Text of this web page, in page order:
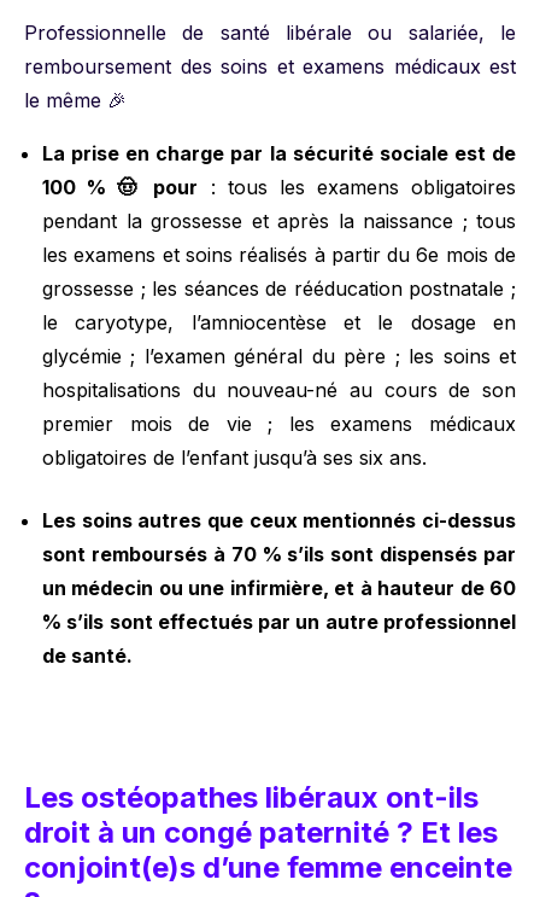
Professionnelle de santé libérale ou salariée, le
remboursement des soins et examens médicaux est
le même 🎉
La prise en charge par la sécurité sociale est de
100 % 🤠 pour : tous les examens obligatoires
pendant la grossesse et après la naissance ; tous
les examens et soins réalisés à partir du 6e mois de
grossesse ; les séances de rééducation postnatale ;
le caryotype, l’amniocentèse et le dosage en
glycémie ; l’examen général du père ; les soins et
hospitalisations du nouveau-né au cours de son
premier mois de vie ; les examens médicaux
obligatoires de l’enfant jusqu’à ses six ans.
Les soins autres que ceux mentionnés ci-dessus
sont remboursés à 70 % s’ils sont dispensés par
un médecin ou une infirmière, et à hauteur de 60
% s’ils sont effectués par un autre professionnel
de santé.
Les ostéopathes libéraux ont-ils
droit à un congé paternité ? Et les
conjoint(e)s d’une femme enceinte